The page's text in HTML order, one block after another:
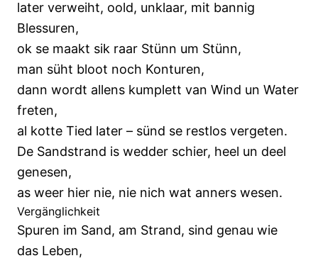
later verweiht, oold, unklaar, mit bannig
Blessuren,
ok se maakt sik raar Stünn um Stünn,
man süht bloot noch Konturen,
dann wordt allens kumplett van Wind un Water
freten,
al kotte Tied later – sünd se restlos vergeten.
De Sandstrand is wedder schier, heel un deel
genesen,
as weer hier nie, nie nich wat anners wesen.
Vergänglichkeit
Spuren im Sand, am Strand, sind genau wie
das Leben,